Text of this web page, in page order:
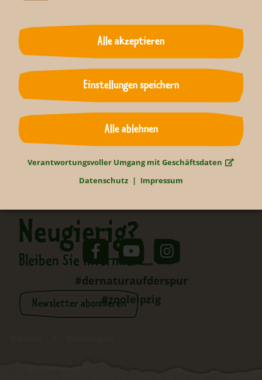
Früchte und Gliederfüßer
Neugierig?
Bleiben Sie informiert...
Newsletter abonnieren
#dernaturaufderspur
#zooleipzig
Alle akzeptieren
Einstellungen speichern
Alle ablehnen
Verantwortungsvoller Umgang mit Geschäftsdaten
Datenschutz
Impressum